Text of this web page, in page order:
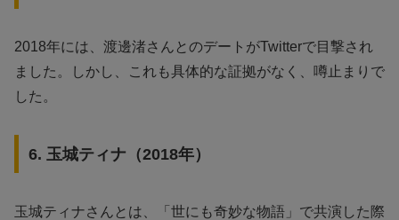
2018年には、渡邊渚さんとのデートがTwitterで目撃され
ました。しかし、これも具体的な証拠がなく、噂止まりで
した。
6. 玉城ティナ（2018年）
玉城ティナさんとは、「世にも奇妙な物語」で共演した際